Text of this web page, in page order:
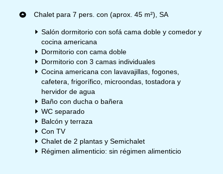
Chalet para 7 pers. con (aprox. 45 m²), SA
Salón dormitorio con sofá cama doble y comedor y
cocina americana
Dormitorio con cama doble
Dormitorio con 3 camas individuales
Cocina americana con lavavajillas, fogones,
cafetera, frigorífico, microondas, tostadora y
hervidor de agua
Baño con ducha o bañera
WC separado
Balcón y terraza
Con TV
Chalet de 2 plantas y Semichalet
Régimen alimenticio: sin régimen alimenticio